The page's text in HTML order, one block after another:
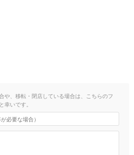
や、移転・閉店している場合は、こちらのフ
幸いです。